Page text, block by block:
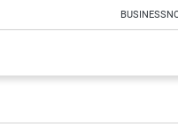
BUSINESS